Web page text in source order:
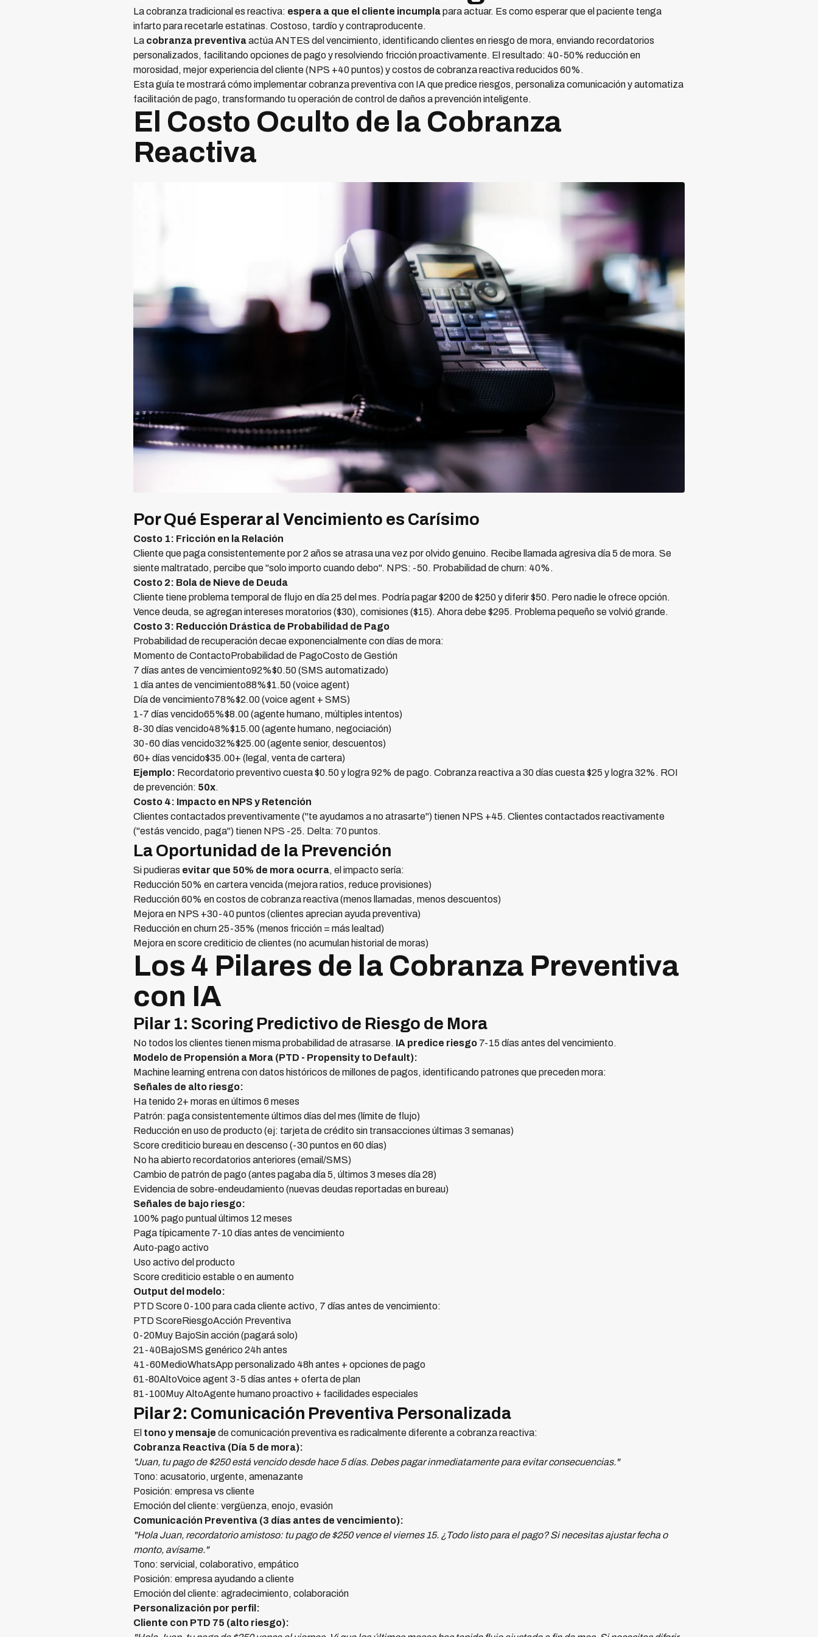
La cobranza tradicional es reactiva: espera a que el cliente incumplapara actuar. Es como esperar que el paciente tenga
infarto para recetarle estatinas. Costoso, tardío y contraproducente.
La cobranza preventivaactúa ANTES del vencimiento, identificando clientes en riesgo de mora, enviando recordatorios
personalizados, facilitando opciones de pago y resolviendo fricción proactivamente. El resultado: 40-50% reducción en
morosidad, mejor experiencia del cliente (NPS +40 puntos) y costos de cobranza reactiva reducidos 60%.
Esta guía te mostrará cómo implementar cobranza preventiva con IA que predice riesgos, personaliza comunicación y automatiza
facilitación de pago, transformando tu operación de control de daños a prevención inteligente.
El Costo Oculto de la Cobranza
Reactiva
Por Qué Esperar al Vencimiento es Carísimo
Costo 1: Fricción en la Relación
Cliente que paga consistentemente por 2 años se atrasa una vez por olvido genuino. Recibe llamada agresiva día 5 de mora. Se
siente maltratado, percibe que "solo importo cuando debo". NPS: -50. Probabilidad de churn: 40%.
Costo 2: Bola de Nieve de Deuda
Cliente tiene problema temporal de flujo en día 25 del mes. Podría pagar $200 de $250 y diferir $50. Pero nadie le ofrece opción.
Vence deuda, se agregan intereses moratorios ($30), comisiones ($15). Ahora debe $295. Problema pequeño se volvió grande.
Costo 3: Reducción Drástica de Probabilidad de Pago
Probabilidad de recuperación decae exponencialmente con días de mora:
Momento de ContactoProbabilidad de PagoCosto de Gestión
7 días antes de vencimiento92%$0.50 (SMS automatizado)
1 día antes de vencimiento88%$1.50 (voice agent)
Día de vencimiento78%$2.00 (voice agent + SMS)
1-7 días vencido65%$8.00 (agente humano, múltiples intentos)
8-30 días vencido48%$15.00 (agente humano, negociación)
30-60 días vencido32%$25.00 (agente senior, descuentos)
60+ días vencido$35.00+ (legal, venta de cartera)
Ejemplo: Recordatorio preventivo cuesta $0.50 y logra 92% de pago. Cobranza reactiva a 30 días cuesta $25 y logra 32%. ROI
de prevención: 50x.
Costo 4: Impacto en NPS y Retención
Clientes contactados preventivamente ("te ayudamos a no atrasarte") tienen NPS +45. Clientes contactados reactivamente
("estás vencido, paga") tienen NPS -25. Delta: 70 puntos.
La Oportunidad de la Prevención
Si pudieras evitar que 50% de mora ocurra, el impacto sería:
Reducción 50% en cartera vencida (mejora ratios, reduce provisiones)
Reducción 60% en costos de cobranza reactiva (menos llamadas, menos descuentos)
Mejora en NPS +30-40 puntos (clientes aprecian ayuda preventiva)
Reducción en churn 25-35% (menos fricción = más lealtad)
Mejora en score crediticio de clientes (no acumulan historial de moras)
Los 4 Pilares de la Cobranza Preventiva
con IA
Pilar 1: Scoring Predictivo de Riesgo de Mora
No todos los clientes tienen misma probabilidad de atrasarse. IA predice riesgo 7-15 días antes del vencimiento.
Modelo de Propensión a Mora (PTD - Propensity to Default):
Machine learning entrena con datos históricos de millones de pagos, identificando patrones que preceden mora:
Señales de alto riesgo:
Ha tenido 2+ moras en últimos 6 meses
Patrón: paga consistentemente últimos días del mes (límite de flujo)
Reducción en uso de producto (ej: tarjeta de crédito sin transacciones últimas 3 semanas)
Score crediticio bureau en descenso (-30 puntos en 60 días)
No ha abierto recordatorios anteriores (email/SMS)
Cambio de patrón de pago (antes pagaba día 5, últimos 3 meses día 28)
Evidencia de sobre-endeudamiento (nuevas deudas reportadas en bureau)
Señales de bajo riesgo:
100% pago puntual últimos 12 meses
Paga típicamente 7-10 días antes de vencimiento
Auto-pago activo
Uso activo del producto
Score crediticio estable o en aumento
Output del modelo:
PTD Score 0-100 para cada cliente activo, 7 días antes de vencimiento:
PTD ScoreRiesgoAcción Preventiva
0-20Muy BajoSin acción (pagará solo)
21-40BajoSMS genérico 24h antes
41-60MedioWhatsApp personalizado 48h antes + opciones de pago
61-80AltoVoice agent 3-5 días antes + oferta de plan
81-100Muy AltoAgente humano proactivo + facilidades especiales
Pilar 2: Comunicación Preventiva Personalizada
El tono y mensaje de comunicación preventiva es radicalmente diferente a cobranza reactiva:
Cobranza Reactiva (Día 5 de mora):
"Juan, tu pago de $250 está vencido desde hace 5 días. Debes pagar inmediatamente para evitar consecuencias."
Tono: acusatorio, urgente, amenazante
Posición: empresa vs cliente
Emoción del cliente: vergüenza, enojo, evasión
Comunicación Preventiva (3 días antes de vencimiento):
"Hola Juan, recordatorio amistoso: tu pago de $250 vence el viernes 15. ¿Todo listo para el pago? Si necesitas ajustar fecha o
monto, avísame."
Tono: servicial, colaborativo, empático
Posición: empresa ayudando a cliente
Emoción del cliente: agradecimiento, colaboración
Personalización por perfil:
Cliente con PTD 75 (alto riesgo):